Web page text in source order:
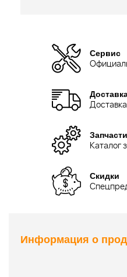
Сервис
Запчасти
Каталог
Скидки
Информация о